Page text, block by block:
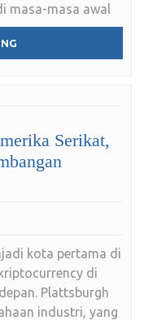
masa-masa awal
Serikat,
kota pertama di
di
Plattsburgh
industri, yang